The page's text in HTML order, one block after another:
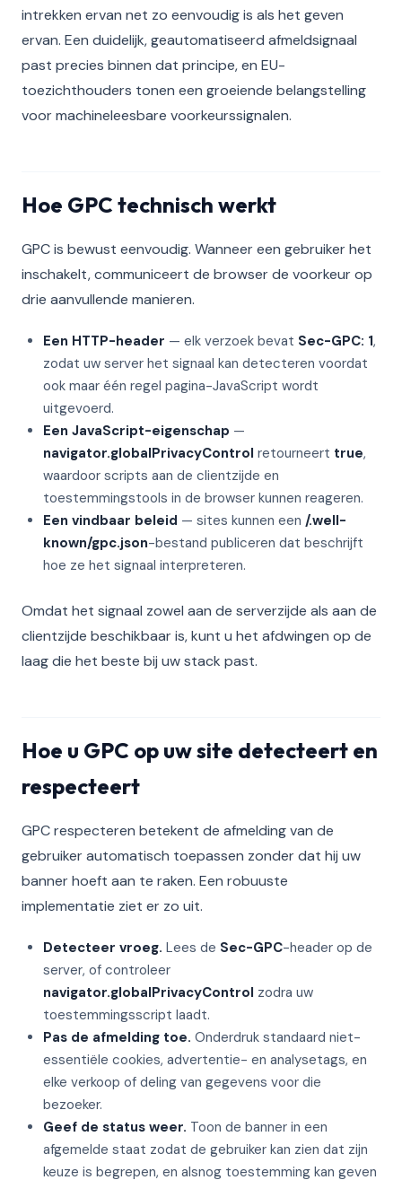
intrekken ervan net zo eenvoudig is als het geven
ervan. Een duidelijk, geautomatiseerd afmeldsignaal
past precies binnen dat principe, en EU-
toezichthouders tonen een groeiende belangstelling
voor machineleesbare voorkeurssignalen.
Hoe GPC technisch werkt
GPC is bewust eenvoudig. Wanneer een gebruiker het
inschakelt, communiceert de browser de voorkeur op
drie aanvullende manieren.
Een HTTP-header — elk verzoek bevat Sec-GPC: 1,
zodat uw server het signaal kan detecteren voordat
ook maar één regel pagina-JavaScript wordt
uitgevoerd.
Een JavaScript-eigenschap —
navigator.globalPrivacyControl retourneert true,
waardoor scripts aan de clientzijde en
toestemmingstools in de browser kunnen reageren.
Een vindbaar beleid — sites kunnen een /.well-
known/gpc.json-bestand publiceren dat beschrijft
hoe ze het signaal interpreteren.
Omdat het signaal zowel aan de serverzijde als aan de
clientzijde beschikbaar is, kunt u het afdwingen op de
laag die het beste bij uw stack past.
Hoe u GPC op uw site detecteert en
respecteert
GPC respecteren betekent de afmelding van de
gebruiker automatisch toepassen zonder dat hij uw
banner hoeft aan te raken. Een robuuste
implementatie ziet er zo uit.
Detecteer vroeg. Lees de Sec-GPC-header op de
server, of controleer
navigator.globalPrivacyControl zodra uw
toestemmingsscript laadt.
Pas de afmelding toe. Onderdruk standaard niet-
essentiële cookies, advertentie- en analysetags, en
elke verkoop of deling van gegevens voor die
bezoeker.
Geef de status weer. Toon de banner in een
afgemelde staat zodat de gebruiker kan zien dat zijn
keuze is begrepen, en alsnog toestemming kan geven